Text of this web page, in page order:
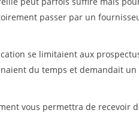
passer par un
se limitaient aux
du temps et demandait
vous permettra de recevoir